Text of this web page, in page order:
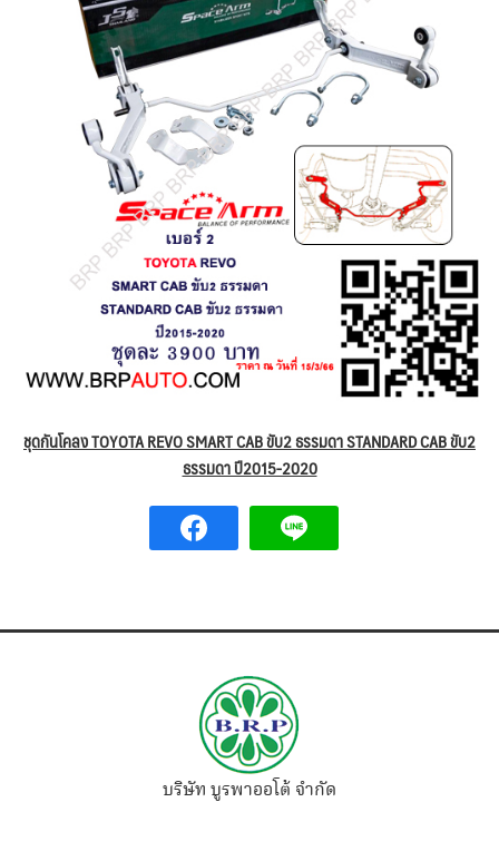
ชุดกันโคลง TOYOTA REVO SMART CAB ขับ2 ธรรมดา STANDARD CAB ขับ2
ธรรมดา ปี2015-2020
บริษัท บูรพาออโต้ จำกัด